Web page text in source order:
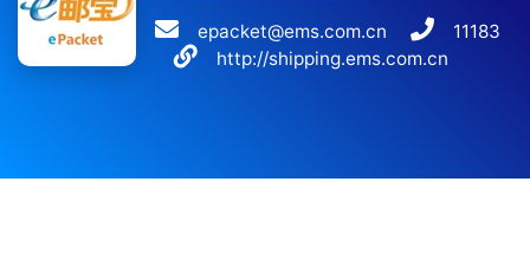
epacket@ems.com.cn
11183
http://shipping.ems.com.cn